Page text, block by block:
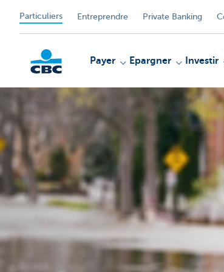
Particuliers Entreprendre Private Banking
Particulieren
Payer Epargner Investir